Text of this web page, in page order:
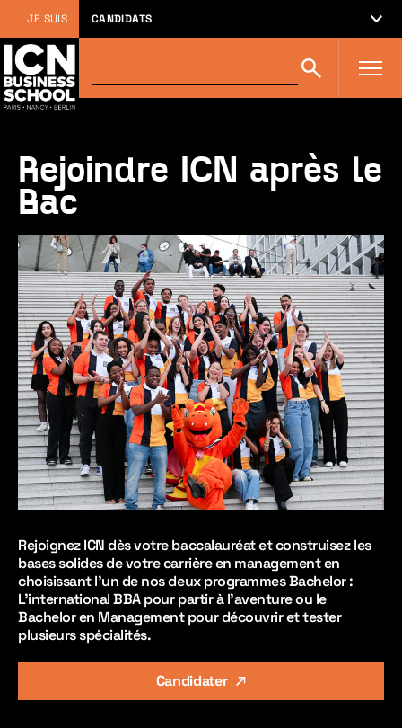
JE SUIS CANDIDATS
sur
icn-
Rechercher
Rejoindre ICN après le
Bac
Rejoignez ICN dès votre baccalauréat et construisez les
bases solides de votre carrière en management en
choisissant l'un de nos deux programmes Bachelor :
L'international BBA pour partir à l'aventure ou le
Bachelor en Management pour découvrir et tester
plusieurs spécialités.
Candidater